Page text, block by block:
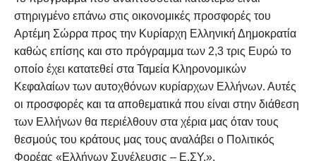
στηριγμένο επάνω στις οικονομικές προσφορές του
Αρτέμη Σώρρα προς την Κυρίαρχη Ελληνική Δημοκρατία
καθώς επίσης και στο πρόγραμμα των 2,3 τρις Ευρώ το
οποίο έχει κατατεθεί στα Ταμεία Κληρονομικών
Κεφαλαίων των αυτοχθόνων κυρίαρχων Ελλήνων. Αυτές
οι προσφορές και τα αποθεματικά που είναι στην διάθεση
των Ελλήνων θα περιέλθουν στα χέρια μας όταν τους
θεσμούς του κράτους μας τους αναλάβει ο Πολιτικός
Φορέας «Ελλήνων Συνέλευσις – Ε.ΣΥ.».